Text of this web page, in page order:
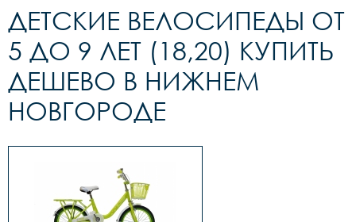
ДЕТСКИЕ ВЕЛОСИПЕДЫ ОТ
5 ДО 9 ЛЕТ (18,20) КУПИТЬ
ДЕШЕВО В НИЖНЕМ
НОВГОРОДЕ